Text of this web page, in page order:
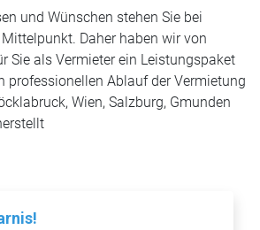
und Wünschen stehen Sie bei
Daher haben wir von
Sie als Vermieter ein Leistungspaket
professionellen Ablauf der Vermietung
Wien, Salzburg, Gmunden